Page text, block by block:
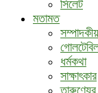
সিলেট
মতামত
সম্পাদকীয়
ধর্মকথা
সাক্ষাৎকার